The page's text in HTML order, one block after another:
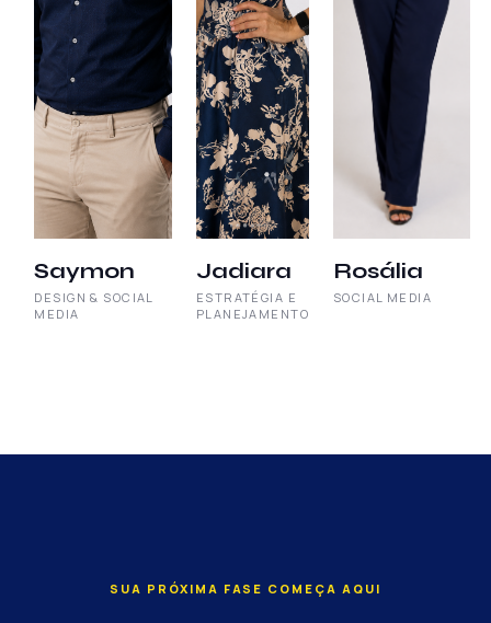
Saymon
DESIGN & SOCIAL
MEDIA
Jadiara
ESTRATÉGIA E
PLANEJAMENTO
Rosália
SOCIAL MEDIA
SUA PRÓXIMA FASE COMEÇA AQUI